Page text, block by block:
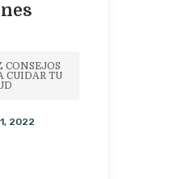
CONSEJOS
CUIDAR TU
2022